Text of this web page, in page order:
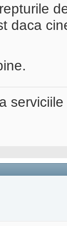
daca